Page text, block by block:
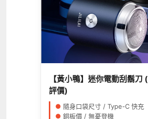
【黃小鴨】迷你電動刮鬍刀
評價)
● 隨身口袋尺寸 / Type-C 快充
● 銅板價 / 無憂登機